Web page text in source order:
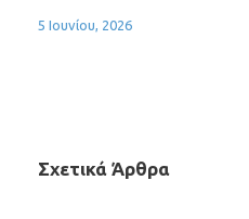
5 Ιουνίου, 2026
Σχετικά Άρθρα